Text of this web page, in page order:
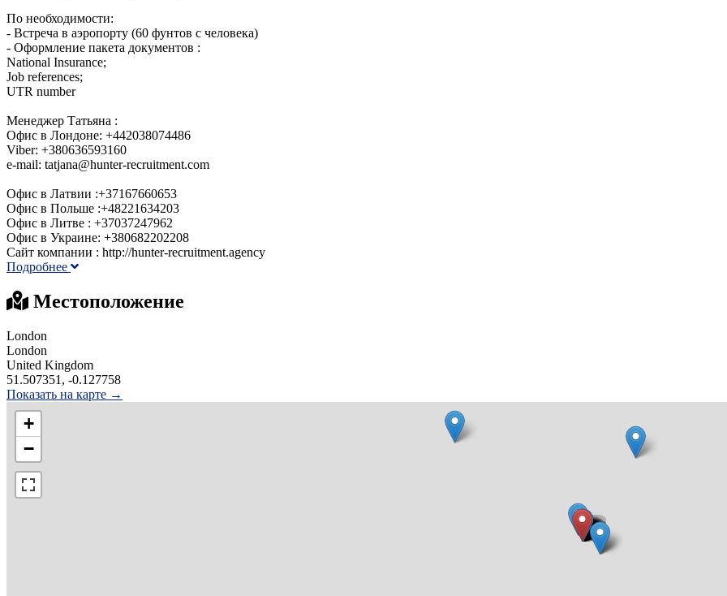
По необходимости:
- Встреча в аэропорту (60 фунтов с человека)
- Оформление пакета документов :
National Insurance;
Job references;
UTR number
Менеджер Татьяна :
Офис в Лондоне: +442038074486
Viber: +380636593160
e-mail: tatjana@hunter-recruitment.com
Офис в Латвии :+37167660653
Офис в Польше :+48221634203
Офис в Литве : +37037247962
Офис в Украине: +380682202208
Сайт компании : http://hunter-recruitment.agency
Подробнее
Местоположение
London
London
United Kingdom
51.507351, -0.127758
Показать на карте →
+
−